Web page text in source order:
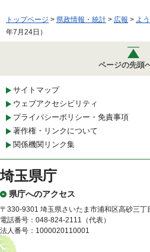
トップページ > 県政情報・統計 > 広報 > よ
年7月24日）
ページの先頭
サイトマップ
ウェブアクセシビリティ
プライバシーポリシー・免責事項
著作権・リンクについて
関係機関リンク集
埼玉県庁
県庁へのアクセス
〒330-9301 埼玉県さいたま市浦和区高砂三丁
電話番号：048-824-2111（代表）
法人番号：1000020110001